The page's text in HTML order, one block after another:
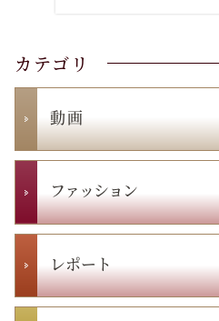
カテゴリ
動 画
ファッション
レポート